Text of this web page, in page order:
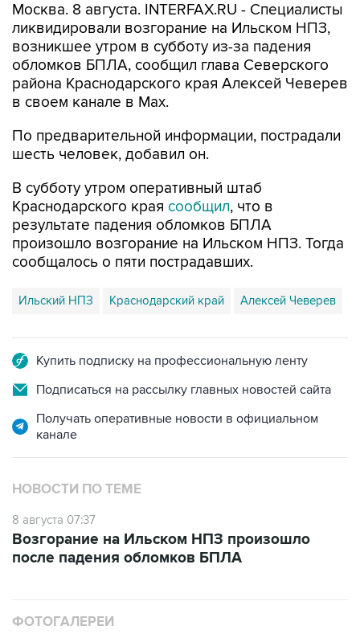
Москва. 8 августа. INTERFAX.RU - Специалисты
ликвидировали возгорание на Ильском НПЗ,
возникшее утром в субботу из-за падения
обломков БПЛА, сообщил глава Северского
района Краснодарского края Алексей Чеверев
в своем канале в Max.
По предварительной информации, пострадали
шесть человек, добавил он.
В субботу утром оперативный штаб
Краснодарского края сообщил, что в
результате падения обломков БПЛА
произошло возгорание на Ильском НПЗ. Тогда
сообщалось о пяти пострадавших.
Ильский НПЗ Краснодарский край Алексей Чеверев
Купить подписку на профессиональную ленту
Подписаться на рассылку главных новостей сайта
Получать оперативные новости в официальном
канале
НОВОСТИ ПО ТЕМЕ
8 августа 07:37
Возгорание на Ильском НПЗ произошло
после падения обломков БПЛА
ФОТОГАЛЕРЕИ